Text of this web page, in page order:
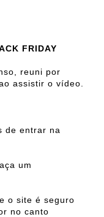
FRIDAY
reuni por
assistir o vídeo.
de entrar na
um
o site é seguro
no canto